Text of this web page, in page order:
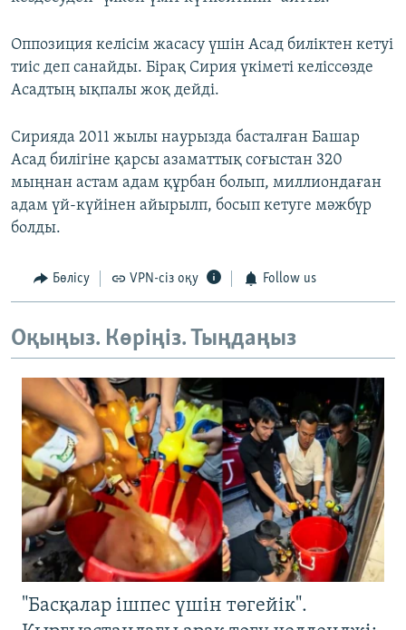
Оппозиция келісім жасасу үшін Асад биліктен кетуі
тиіс деп санайды. Бірақ Сирия үкіметі келіссөзде
Асадтың ықпалы жоқ дейді.
Сирияда 2011 жылы наурызда басталған Башар
Асад билігіне қарсы азаматтық соғыстан 320
мыңнан астам адам құрбан болып, миллиондаған
адам үй-күйінен айырылп, босып кетуге мәжбүр
болды.
Бөлісу VPN-сіз оқу Follow us
Оқыңыз. Көріңіз. Тыңдаңыз
"Басқалар ішпес үшін төгейік".